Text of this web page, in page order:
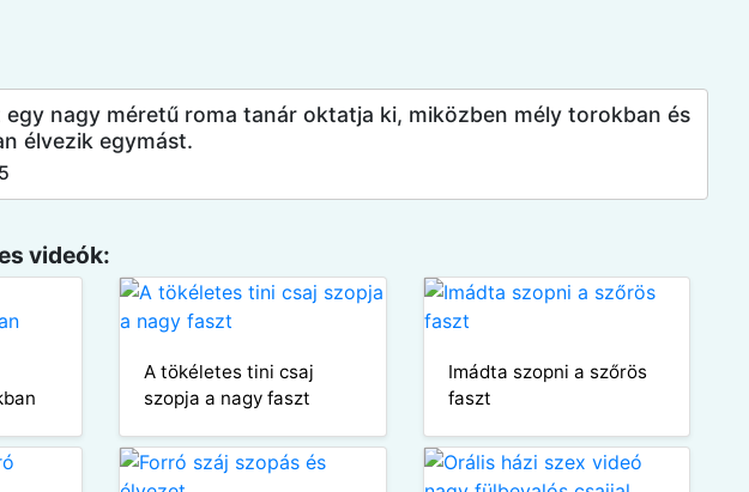
egy nagy méretű roma tanár oktatja ki, miközben mély torokban és
élvezik egymást.
videók:
A tökéletes tini csaj
szopja a nagy faszt
Imádta szopni a szőrös
faszt